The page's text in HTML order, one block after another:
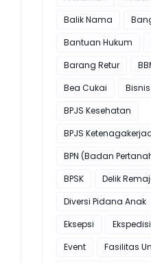
Balik Nama
Bantuan Hukum
Barang Retur
Bea Cukai
BPJS Kesehatan
BPJS
BPN (Badan
BPSK
Delik
Diversi Pidana Anak
Eksepsi
Ekspedisi
Event
Fasilitas